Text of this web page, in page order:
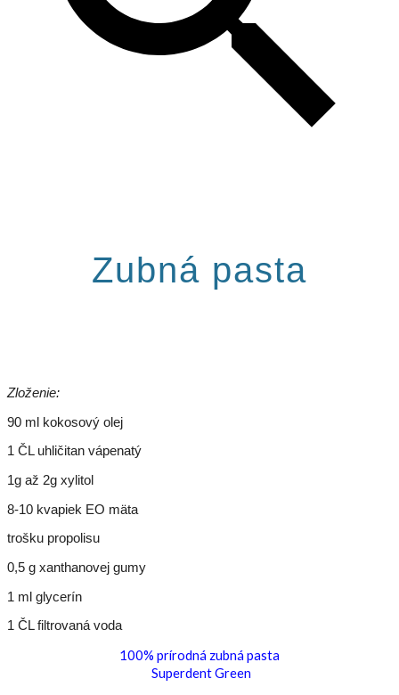
Zubná pasta
Zloženie:
90 ml kokosový olej
1 ČL uhličitan vápenatý
1g až 2g xylitol
8-10 kvapiek EO mäta
trošku propolisu
0,5 g xanthanovej gumy
1 ml glycerín
1 ČL filtrovaná voda
100% prírodná zubná pasta
Superdent Green